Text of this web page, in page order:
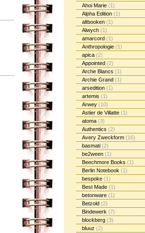
Ahoi Marie (1)
Alpha Edition (1)
altbooken (1)
Alwych (1)
amarcord (1)
Anthropologie (1)
apica (2)
Appointed (2)
Arche Blancs (1)
Archie Grand (1)
arsedition (1)
artemis (1)
Arwey (10)
Astier de Villatte (1)
atoma (3)
Authentics (2)
Avery Zweckform (16)
basmati (2)
be2ween (1)
Beechmore Books (1)
Berlin Notebook (1)
bespoke (1)
Best Made (1)
betonware (1)
Betzold (2)
Bindewerk (7)
blockberg (3)
bluuz (2)